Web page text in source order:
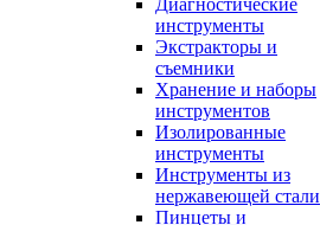
Диагностические
инструменты
Экстракторы и
съемники
Хранение и наборы
инструментов
Изолированные
инструменты
Инструменты из
нержавеющей стали
Пинцеты и